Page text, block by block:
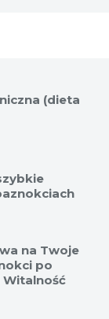
(dieta
na Twoje
po
Witalność